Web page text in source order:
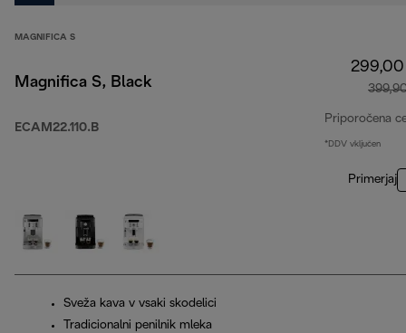
MAGNIFICA S
Magnifica S, Black
ECAM22.110.B
Priporočena
*DDV vključen
Primerjaj
Sveža kava v vsaki skodelici
Tradicionalni penilnik mleka